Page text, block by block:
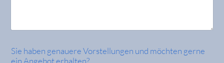
Sie haben genauere Vorstellungen und möchten gerne
ein Angebot erhalten?